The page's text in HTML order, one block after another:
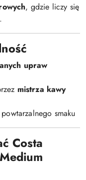
, gdzie liczy się
upraw
mistrza kawy
smaku
Costa